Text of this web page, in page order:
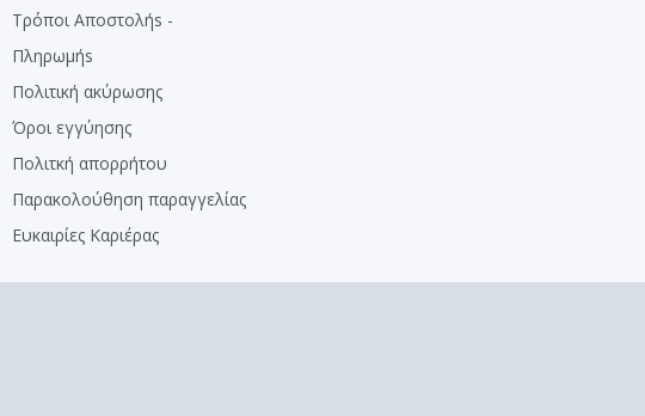
Τρόποι Αποστολήs -
Πληρωμήs
Πολιτική ακύρωσης
Όροι εγγύησης
Πολιτκή απορρήτου
Παρακολούθηση παραγγελίας
Ευκαιρίες Καριέρας